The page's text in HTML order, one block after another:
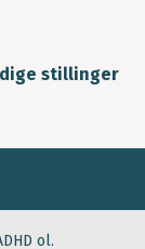
stillinger
ol.